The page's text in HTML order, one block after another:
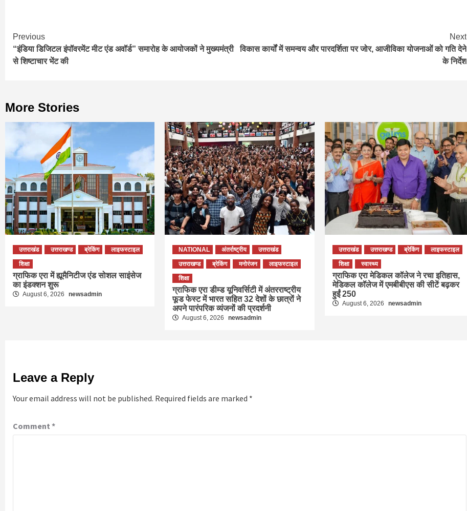
Continue
Reading
Previous
“इंडिया डिजिटल इंपॉवरमेंट मीट एंड अवॉर्ड” समारोह के आयोजकों ने मुख्यमंत्री
से शिष्टाचार भेंट की
Next
विकास कार्यों में समन्वय और पारदर्शिता पर जोर, आजीविका योजनाओं को गति देने
के निर्देश
More Stories
उत्तराखंड उत्तराखण्ड ब्रेकिंग
लाइफस्टाइल
शिक्षा
ग्राफिक एरा में ह्यूमैनिटीज एंड सोशल साइंसेज
का इंडक्शन शुरू
August 6, 2026 newsadmin
NATIONAL अंतर्राष्ट्रीय
उत्तराखंड
उत्तराखण्ड
ब्रेकिंग मनोरंजन
लाइफस्टाइल
शिक्षा
ग्राफिक एरा डीम्ड यूनिवर्सिटी में अंतरराष्ट्रीय
फूड फेस्ट में भारत सहित 32 देशों के छात्रों ने
अपने पारंपरिक व्यंजनों की प्रदर्शनी
August 6, 2026 newsadmin
उत्तराखंड उत्तराखण्ड ब्रेकिंग
लाइफस्टाइल
शिक्षा
स्वास्थ्य
ग्राफिक एरा मेडिकल कॉलेज ने रचा इतिहास,
मेडिकल कॉलेज में एमबीबीएस की सीटें बढ़कर
हुईं 250
August 6, 2026 newsadmin
Leave a Reply
Your email address will not be published. Required fields are marked *
Comment *